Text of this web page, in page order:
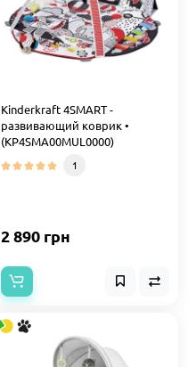
Kinderkraft 4SMART -
развивающий коврик •
(KP4SMA00MUL0000)
1
2 890 грн